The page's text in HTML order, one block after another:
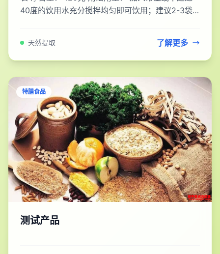
40度的饮用水充分搅拌均匀即可饮用；建议2-3袋/
天然提取 了解更多
特膳食品
测试产品